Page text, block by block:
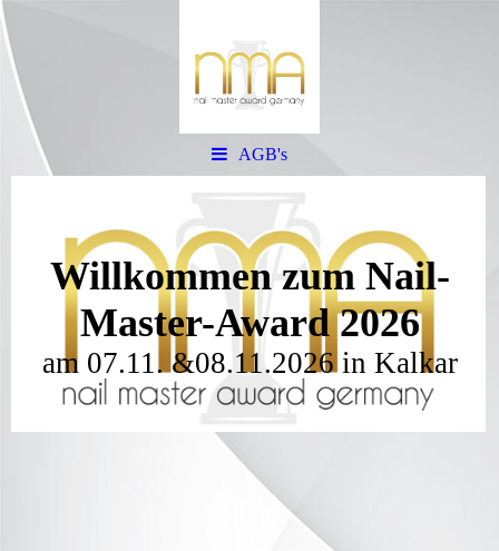
AGB's
Willkommen zumNail-
Master-Award 2026
am 07.11. &08.11.2026 in Kalkar